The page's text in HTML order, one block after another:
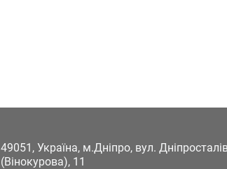
49051, Україна, м.Дніпро, вул.
(Вінокурова), 11